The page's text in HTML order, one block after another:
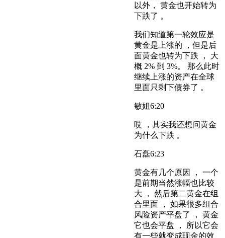
以外， 黄金也开始转为
下跌了 。
我们知道第一轮效应是
黄金是上涨的 ，但是后
面黄金也转为下跌 ， 大
概 2% 到 3%。 那么此时
继续上涨的资产在全球
里面只剩下债券了 。
敏姐6:20
哎 ，其实我还想问黄金
为什么下跌 。
石磊6:23
黄金有几个原因 ， 一个
是前期当然涨幅也比较
大 ， 然后第二黄金在组
合里面 ， 如果很多组合
风险资产平盘了 ， 黄金
它也会平盘 ， 所以它会
有一些就变成现金的效